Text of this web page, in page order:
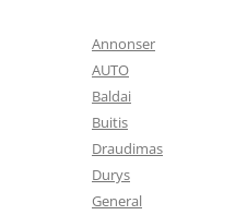
Annonser
AUTO
Baldai
Buitis
Draudimas
Durys
General